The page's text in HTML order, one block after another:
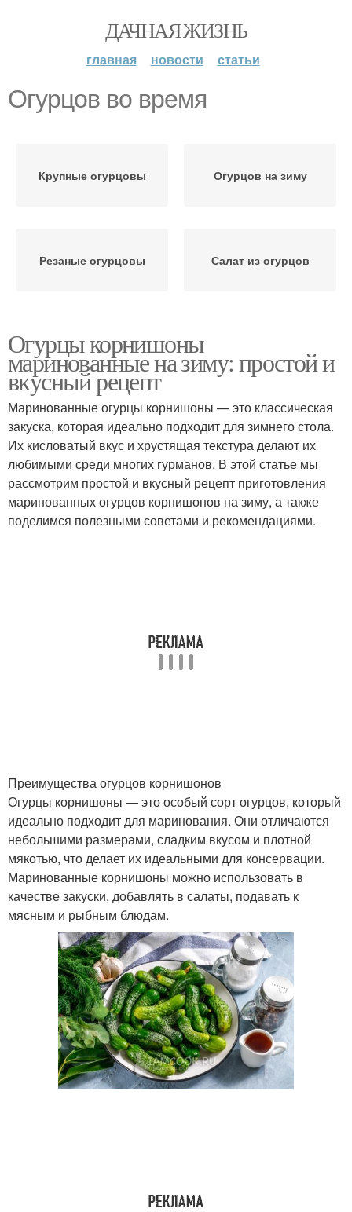
ДАЧНАЯ ЖИЗНЬ
главная новости статьи
Огурцов во время
Крупные огурцовы Огурцов на зиму
Резаные огурцовы Салат из огурцов
Огурцы корнишоны
маринованные на зиму: простой и
вкусный рецепт
Маринованные огурцы корнишоны — это классическая
закуска, которая идеально подходит для зимнего стола.
Их кисловатый вкус и хрустящая текстура делают их
любимыми среди многих гурманов. В этой статье мы
рассмотрим простой и вкусный рецепт приготовления
маринованных огурцов корнишонов на зиму, а также
поделимся полезными советами и рекомендациями.
Преимущества огурцов корнишонов
Огурцы корнишоны — это особый сорт огурцов, который
идеально подходит для маринования. Они отличаются
небольшими размерами, сладким вкусом и плотной
мякотью, что делает их идеальными для консервации.
Маринованные корнишоны можно использовать в
качестве закуски, добавлять в салаты, подавать к
мясным и рыбным блюдам.